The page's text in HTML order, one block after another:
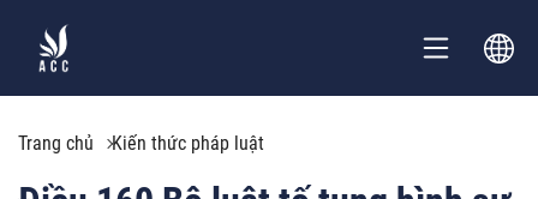
Trang chủ Kiến thức pháp luật